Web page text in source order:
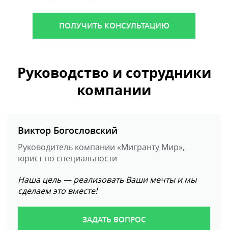
ПОЛУЧИТЬ КОНСУЛЬТАЦИЮ
Руководство и сотрудники
компании
Виктор Богословский
Руководитель компании «Мигранту Мир»,
юрист по специальности
Наша цель — реализовать Ваши мечты и мы
сделаем это вместе!
ЗАДАТЬ ВОПРОС